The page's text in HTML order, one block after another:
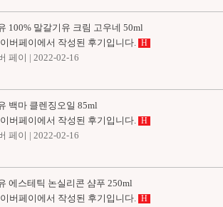
100% 말갈기유 크림 고우네 50ml
버페이에서 작성된 후기입니다. H
페이 | 2022-02-16
백마 클렌징오일 85ml
버페이에서 작성된 후기입니다. H
페이 | 2022-02-16
에스테틱 논실리콘 샴푸 250ml
버페이에서 작성된 후기입니다. H